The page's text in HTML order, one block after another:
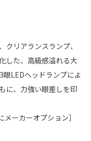
リアランスランプ、
した、高級感溢れる大
LEDヘッドランプによ
に、力強い眼差しを印
ーカーオプション］